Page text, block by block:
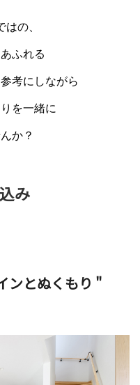
の、
ふれる
考にしながら
を一緒に
か？
み
ンとぬくもり "